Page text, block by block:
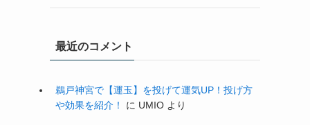
最近のコメント
鵜戸神宮で【運玉】を投げて運気UP！投げ方
や効果を紹介！
に UMIO より